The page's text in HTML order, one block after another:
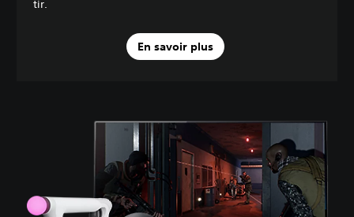
tir.
En savoir plus